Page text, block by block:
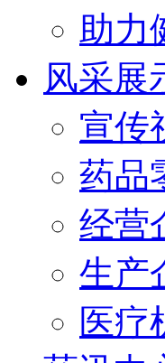
助力
风采展
宣传
药品
经营
生产
医疗